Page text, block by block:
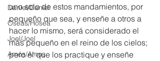
Daniel/Daniel
Oseas/Hosea
Joel/Joel
Amós/Amos
uno solo de estos mandamientos, por
pequeño que sea, y enseñe a otros a
hacer lo mismo, será considerado el
más pequeño en el reino de los cielos;
pero el que los practique y enseñe